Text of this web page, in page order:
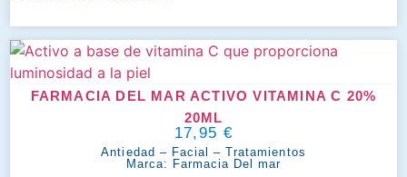
FARMACIA DEL MAR ACTIVO VITAMINA C 20%
20ML
17,95 €
Antiedad – Facial –Tratamientos
Marca: Farmacia Del mar